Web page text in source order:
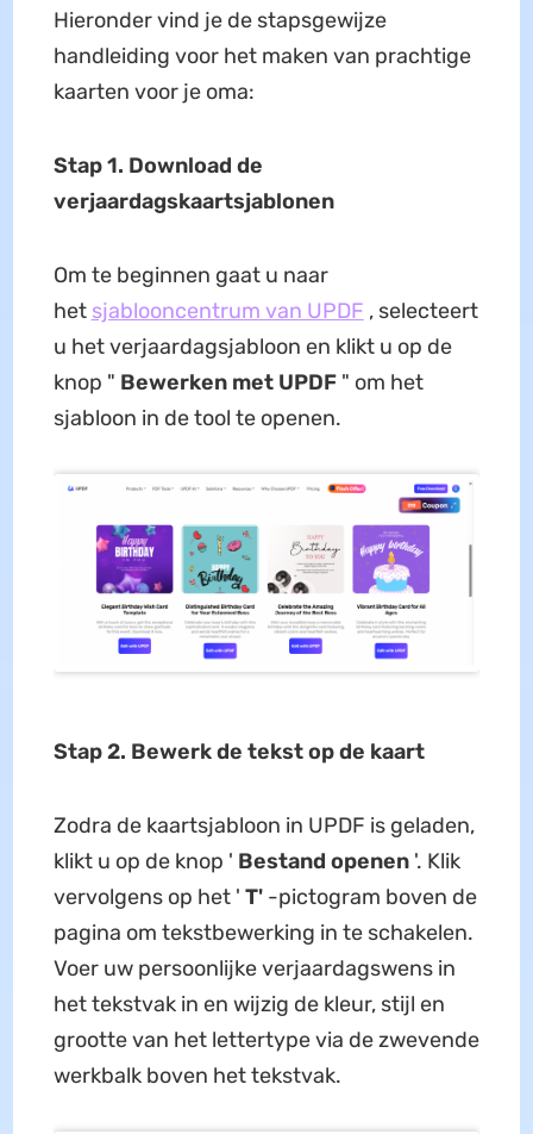
Hieronder vind je de stapsgewijze
handleiding voor het maken van prachtige
kaarten voor je oma:
Stap 1. Download de
verjaardagskaartsjablonen
Om te beginnen gaat u naar
het sjablooncentrum van UPDF , selecteert
u het verjaardagsjabloon en klikt u op de
knop " Bewerken met UPDF" om het
sjabloon in de tool te openen.
Stap 2. Bewerk de tekst op de kaart
Zodra de kaartsjabloon in UPDF is geladen,
klikt u op de knop ' Bestand openen'. Klik
vervolgens op het ' T'-pictogram boven de
pagina om tekstbewerking in te schakelen.
Voer uw persoonlijke verjaardagswens in
het tekstvak in en wijzig de kleur, stijl en
grootte van het lettertype via de zwevende
werkbalk boven het tekstvak.